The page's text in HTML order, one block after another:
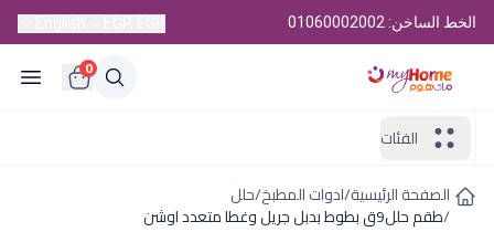
الخط الساخن: 01060002002
0
الفئات
الصفحة الرئيسية/ادوات المطبخ/حلل
/طقم حلل9ق بطوط بدبل جريل وغطا متعدد اوشن